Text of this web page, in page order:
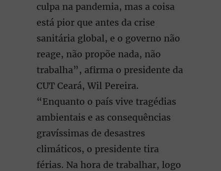
culpa na pandemia, mas a coisa
está pior que antes da crise
sanitária global, e o governo não
reage, não propõe nada, não
trabalha”, afirma o presidente da
CUT Ceará, Wil Pereira.
“Enquanto o país vive tragédias
ambientais e as consequências
gravíssimas de desastres
climáticos, o presidente tira
férias. Na hora de trabalhar, logo